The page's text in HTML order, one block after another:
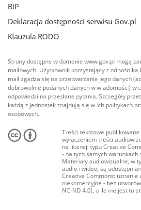
BIP
Deklaracja dostępności serwisu Gov.pl
Klauzula RODO
Strony dostępne w domenie www.gov.pl mogą
mailowych. Użytkownik korzystający z
mail zgadza się na przetwarzanie jego danych
dobrowolnie podanych danych w wiadomości) w
odpowiedzi na przesłane pytania. Szczegóły
każdą z jednostek znajdują się w ich politykach
osobowych.
Treści tekstowe publikowane
wyłączeniem treści
na licencji typu Creative
- na tych samych warunkach
Materiały audiowizualne, w
audio i wideo, są
Creative Commons: uznanie
niekomercyjne - bez
NC-ND 4.0), o ile nie jest to